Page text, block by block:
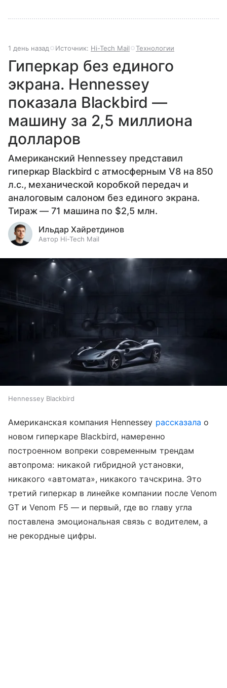
1 день назад Источник: Hi-Tech Mail Технологии
Гиперкар без единого
экрана. Hennessey
показала Blackbird —
машину за 2,5 миллиона
долларов
Американский Hennessey представил
гиперкар Blackbird с атмосферным V8 на 850
л.с., механической коробкой передач и
аналоговым салоном без единого экрана.
Тираж — 71 машина по $2,5 млн.
Ильдар Хайретдинов
Автор Hi-Tech Mail
Hennessey Blackbird
Американская компания Hennessey рассказала о
новом гиперкаре Blackbird, намеренно
построенном вопреки современным трендам
автопрома: никакой гибридной установки,
никакого «автомата», никакого тачскрина. Это
третий гиперкар в линейке компании после Venom
GT и Venom F5 — и первый, где во главу угла
поставлена эмоциональная связь с водителем, а
не рекордные цифры.